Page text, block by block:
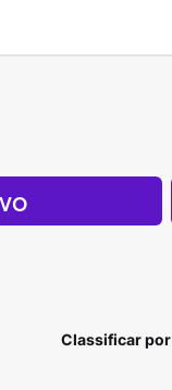
Classificar por